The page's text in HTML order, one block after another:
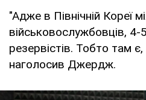
"Адже в Північній Кореї
військовослужбовців, 4-
резервістів. Тобто там
наголосив Джердж.